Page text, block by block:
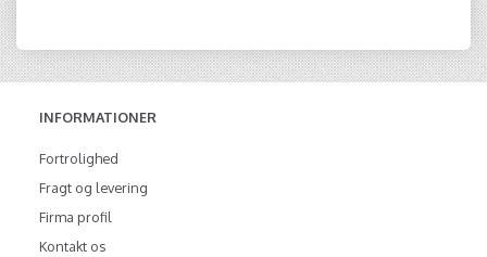
INFORMATIONER
Fortrolighed
Fragt og levering
Firma profil
Kontakt os